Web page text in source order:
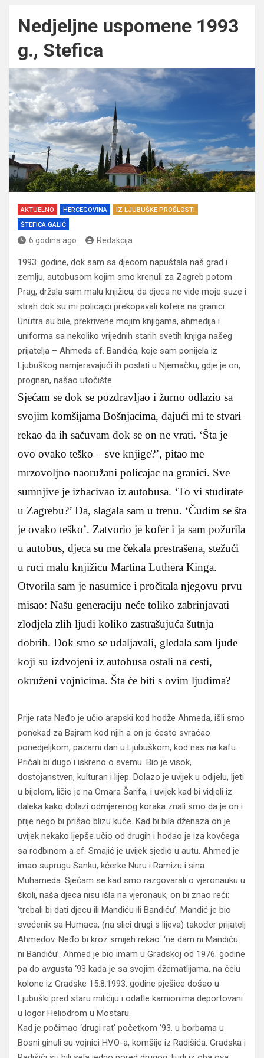
Nedjeljne uspomene 1993
g., Stefica
AKTUELNO HERCEGOVINA
IZ LJUBUŠKE PROŠLOSTI
ŠTEFICA GALIĆ
6 godina ago Redakcija
1993. godine, dok sam sa djecom napuštala naš grad i
zemlju, autobusom kojim smo krenuli za Zagreb potom
Prag, držala sam malu knjižicu, da djeca ne vide moje suze i
strah dok su mi policajci prekopavali kofere na granici.
Unutra su bile, prekrivene mojim knjigama, ahmedija i
uniforma sa nekoliko vrijednih starih svetih knjiga našeg
prijatelja – Ahmeda ef. Bandića, koje sam ponijela iz
Ljubuškog namjeravajući ih poslati u Njemačku, gdje je on,
prognan, našao utočište.
Sjećam se dok se pozdravljao i žurno odlazio sa
svojim komšijama Bošnjacima, dajući mi te stvari
rekao da ih sačuvam dok se on ne vrati. ‘Šta je
ovo ovako teško – sve knjige?’, pitao me
mrzovoljno naoružani policajac na granici. Sve
sumnjive je izbacivao iz autobusa. ‘To vi studirate
u Zagrebu?’ Da, slagala sam u trenu. ‘Čudim se šta
je ovako teško’. Zatvorio je kofer i ja sam požurila
u autobus, djeca su me čekala prestrašena, stežući
u ruci malu knjižicu Martina Luthera Kinga.
Otvorila sam je nasumice i pročitala njegovu prvu
misao: Našu generaciju neće toliko zabrinjavati
zlodjela zlih ljudi koliko zastrašujuća šutnja
dobrih. Dok smo se udaljavali, gledala sam ljude
koji su izdvojeni iz autobusa ostali na cesti,
okruženi vojnicima. Šta će biti s ovim ljudima?
Prije rata Neđo je učio arapski kod hodže Ahmeda, išli smo
ponekad za Bajram kod njih a on je često svraćao
ponedjeljkom, pazarni dan u Ljubuškom, kod nas na kafu.
Pričali bi dugo i iskreno o svemu. Bio je visok,
dostojanstven, kulturan i lijep. Dolazo je uvijek u odijelu, ljeti
u bijelom, ličio je na Omara Šarifa, i uvijek kad bi vidjeli iz
daleka kako dolazi odmjerenog koraka znali smo da je on i
prije nego bi prišao blizu kuće. Kad bi bila dženaza on je
uvijek nekako ljepše učio od drugih i hodao je iza kovčega
sa rodbinom a ef. Smajić je uvijek sjedio u autu. Ahmed je
imao suprugu Sanku, kćerke Nuru i Ramizu i sina
Muhameda. Sjećam se kad smo razgovarali o vjeronauku u
školi, naša djeca nisu išla na vjeronauk, on bi znao reći:
‘trebali bi dati djecu ili Mandiću ili Bandiću’. Mandić je bio
svećenik sa Humaca, (na slici drugi s lijeva) također prijatelj
Ahmedov. Neđo bi kroz smijeh rekao: ‘ne dam ni Mandiću
ni Bandiću’. Ahmed je bio imam u Gradskoj od 1976. godine
pa do avgusta ‘93 kada je sa svojim džematlijama, na čelu
kolone iz Gradske 15.8.1993. godine pješice došao u
Ljubuški pred staru miliciju i odatle kamionima deportovani
u logor Heliodrom u Mostaru.
Kad je počimao ‘drugi rat’ početkom ‘93. u borbama u
Bosni ginuli su vojnici HVO-a, komšije iz Radišića. Gradska i